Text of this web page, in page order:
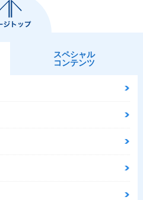
スペシャル
コンテンツ